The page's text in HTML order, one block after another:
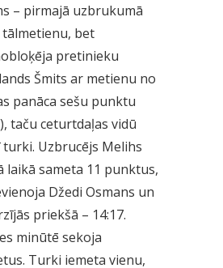
– pirmajā uzbrukumā
bet
pretinieku
Šmits ar metienu no
panāca sešu punktu
taču ceturtdaļas vidū
Uzbrucējs Melihs
laikā sameta 11 punktus,
Džedi Osmans un
priekšā – 14:17.
minūtē sekoja
Turki iemeta vienu,